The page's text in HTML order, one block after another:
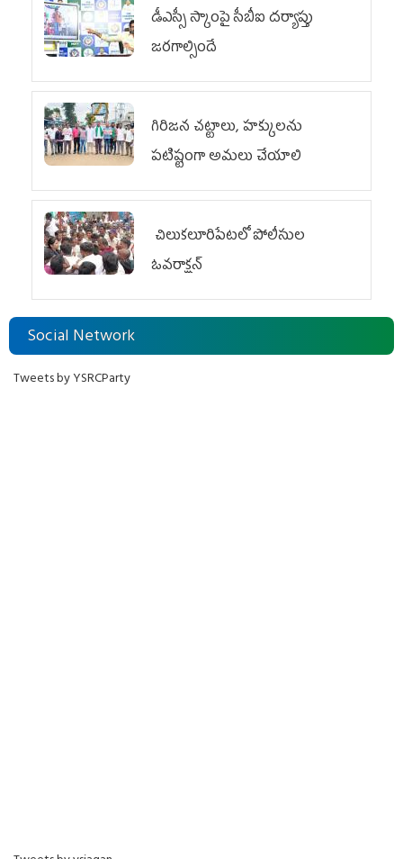
డీఎస్సీ స్కాంపై సీబీఐ దర్యాప్తు
జరగాల్సిందే
గిరిజన చట్టాలు, హక్కులను
పటిష్టంగా అమలు చేయాలి
చిలుక‌లూరిపేట‌లో పోలీసుల
ఓవ‌రాక్ష‌న్‌
Social Network
Tweets by YSRCParty